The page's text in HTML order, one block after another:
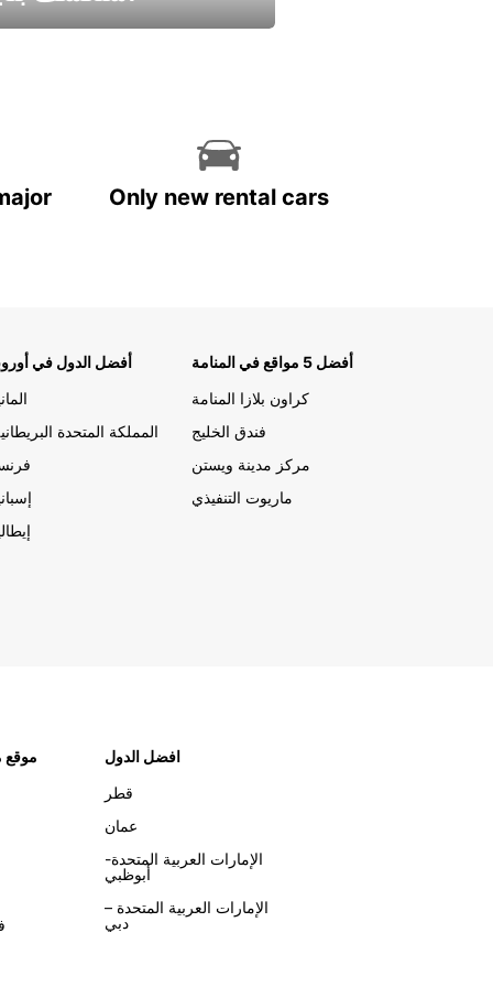
Only new rental cars
أفضل الدول في
المملكة المتحدة
أفضل 5 مواقع في المنامة
كراون بلازا المنامة
فندق الخليج
مركز مدينة ويستن
ماريوت التنفيذي
موقع
افضل الدول
قطر
عمان
الإمارات العربية المتحدة-
أبوظبي
الإمارات العربية المتحدة –
دبي